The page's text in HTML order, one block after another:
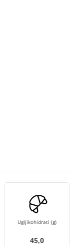
Ugljikohidrati (g)
45,0